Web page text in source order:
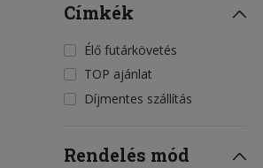
Címkék
Élő futárkövetés
TOP ajánlat
Díjmentes szállítás
Rendelés mód